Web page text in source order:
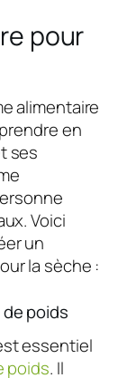
pour
alimentaire
en
ses
Voici
un
la sèche :
poids
essentiel
poids. Il